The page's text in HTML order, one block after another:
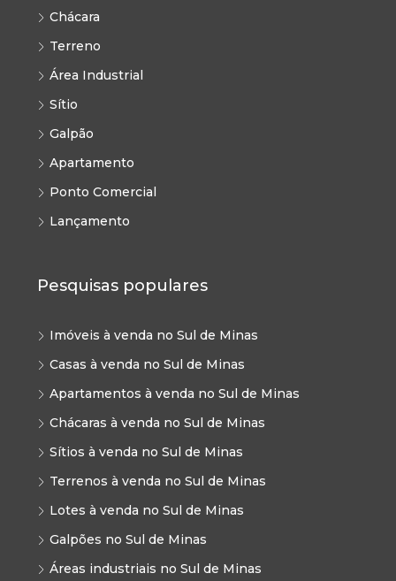
Chácara
Terreno
Área Industrial
Sítio
Galpão
Apartamento
Ponto Comercial
Lançamento
Pesquisas populares
Imóveis à venda no Sul de Minas
Casas à venda no Sul de Minas
Apartamentos à venda no Sul de Minas
Chácaras à venda no Sul de Minas
Sítios à venda no Sul de Minas
Terrenos à venda no Sul de Minas
Lotes à venda no Sul de Minas
Galpões no Sul de Minas
Áreas industriais no Sul de Minas